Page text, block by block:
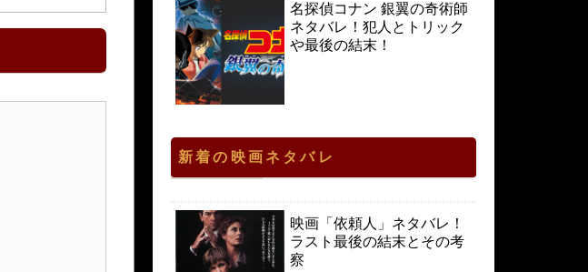
名探偵コナン 銀翼の奇術師
ネタバレ！犯人とトリック
や最後の結末！
新着の映画ネタバレ
映画「依頼人」ネタバレ！
ラスト最後の結末とその考
察